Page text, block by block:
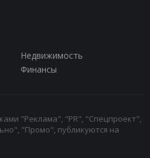
Недвижимость
Финансы
"Реклама", "PR", "Спецпроект",
"Промо", публикуются на